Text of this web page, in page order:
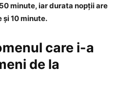
minute, iar durata nopţii are
şi 10 minute.
care i-a
de la